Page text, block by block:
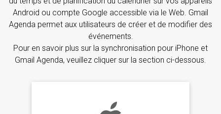
Android ou compte Google accessible via le Web. Gmail
Agenda permet aux utilisateurs de créer et de modifier des
événements.
Pour en savoir plus sur la synchronisation pour iPhone et
Gmail Agenda, veuillez cliquer sur la section ci-dessous.